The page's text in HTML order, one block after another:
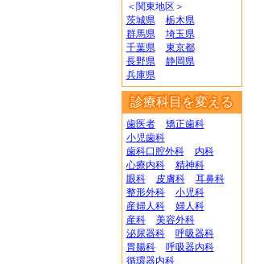
＜関東地区＞
茨城県
栃木県
群馬県
埼玉県
千葉県
東京都
長野県
静岡県
兵庫県
診療科目を変える
歯医者
矯正歯科
小児歯科
歯科口腔外科
内科
心療内科
精神科
眼科
皮膚科
耳鼻科
整形外科
小児科
産婦人科
婦人科
産科
美容外科
泌尿器科
呼吸器科
胃腸科
呼吸器内科
循環器内科